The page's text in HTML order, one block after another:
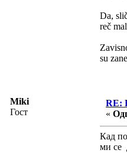
Da,
reč
su
Miki
Гост
RE:
«
Кад
ми се